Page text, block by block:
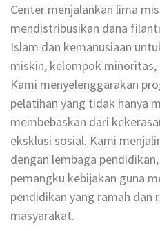
Center menjalankan lima
mendistribusikan dana
Islam dan kemanusiaan
miskin, kelompok minoritas,
Kami menyelenggarakan
pelatihan yang tidak hanya
membebaskan dari
eksklusi sosial. Kami
dengan lembaga
pemangku kebijakan guna
pendidikan yang ramah
masyarakat.